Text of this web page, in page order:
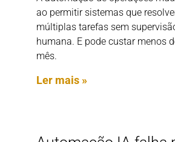
ao permitir sistemas que
múltiplas tarefas sem
humana. E pode custar menos
mês.
Ler mais »